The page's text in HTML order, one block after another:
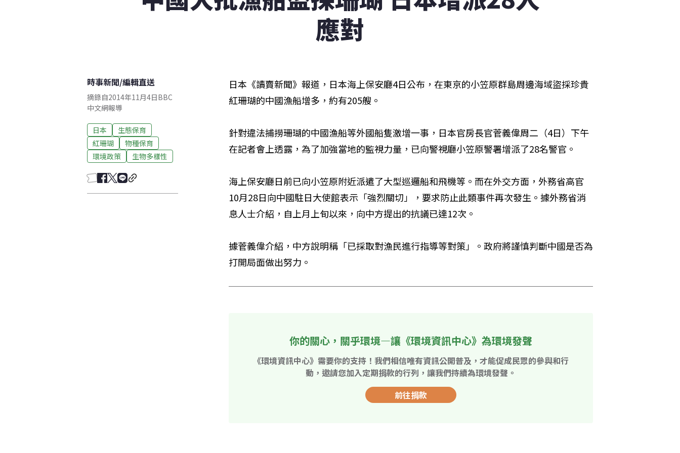
應對
時事新聞/編輯直送
摘錄自2014年11月4日BBC
中文網報導
日本
生態保育
紅珊瑚
物種保育
環境政策
生物多樣性
日本《讀賣新聞》報道，日本海上保安廳4日公布，在東京的小笠原群島周邊海域盜採珍貴
紅珊瑚的中國漁船增多，約有205艘。
針對違法捕撈珊瑚的中國漁船等外國船隻激增一事，日本官房長官菅義偉周二（4日）下午
在記者會上透露，為了加強當地的監視力量，已向警視廳小笠原警署增派了28名警官。
海上保安廳日前已向小笠原附近派遣了大型巡邏船和飛機等。而在外交方面，外務省高官
10月28日向中國駐日大使館表示「強烈關切」，要求防止此類事件再次發生。據外務省消
息人士介紹，自上月上旬以來，向中方提出的抗議已達12次。
據菅義偉介紹，中方說明稱「已採取對漁民進行指導等對策」。政府將謹慎判斷中國是否為
打開局面做出努力。
你的關心，關乎環境—讓《環境資訊中心》為環境發聲
《環境資訊中心》需要你的支持！我們相信唯有資訊公開普及，才能促成民眾的參與和行
動，邀請您加入定期捐款的行列，讓我們持續為環境發聲。
前往捐款